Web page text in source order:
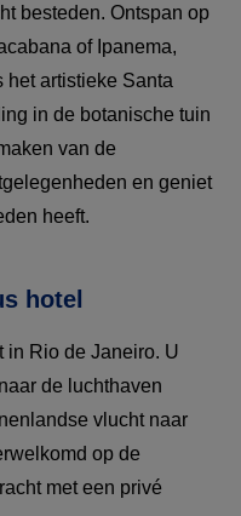
besteden. Ontspan op
of Ipanema,
artistieke Santa
in de botanische tuin
van de
en geniet
heeft.
hotel
in Rio de Janeiro. U
de luchthaven
vlucht naar
op de
met een privé